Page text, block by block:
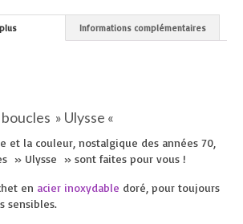
Informations complémentaires
» Ulysse «
et la couleur, nostalgique des années 70,
» Ulysse » sont faites pour vous !
en acier inoxydable doré, pour toujours
sensibles.